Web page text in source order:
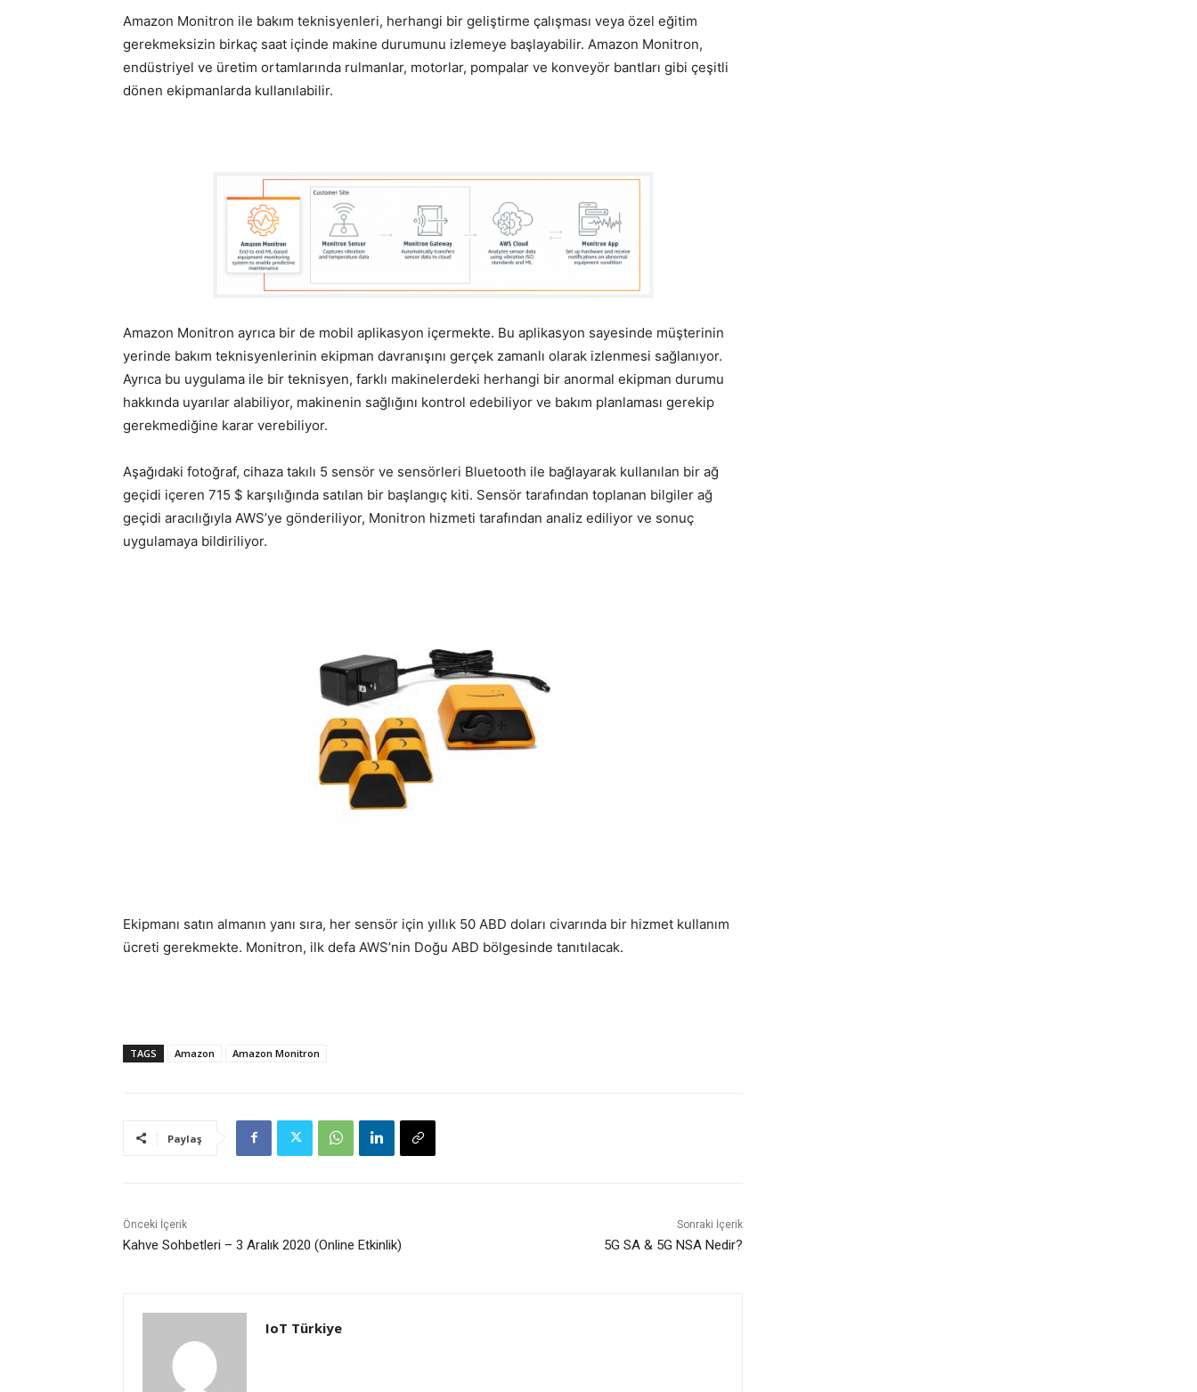
Amazon Monitron ile bakım teknisyenleri, herhangi bir geliştirme çalışması veya özel eğitim
gerekmeksizin birkaç saat içinde makine durumunu izlemeye başlayabilir. Amazon Monitron,
endüstriyel ve üretim ortamlarında rulmanlar, motorlar, pompalar ve konveyör bantları gibi çeşitli
dönen ekipmanlarda kullanılabilir.
Amazon Monitron ayrıca bir de mobil aplikasyon içermekte. Bu aplikasyon sayesinde müşterinin
yerinde bakım teknisyenlerinin ekipman davranışını gerçek zamanlı olarak izlenmesi sağlanıyor.
Ayrıca bu uygulama ile bir teknisyen, farklı makinelerdeki herhangi bir anormal ekipman durumu
hakkında uyarılar alabiliyor, makinenin sağlığını kontrol edebiliyor ve bakım planlaması gerekip
gerekmediğine karar verebiliyor.
Aşağıdaki fotoğraf, cihaza takılı 5 sensör ve sensörleri Bluetooth ile bağlayarak kullanılan bir ağ
geçidi içeren 715 $ karşılığında satılan bir başlangıç ​​kiti. Sensör tarafından toplanan bilgiler ağ
geçidi aracılığıyla AWS’ye gönderiliyor, Monitron hizmeti tarafından analiz ediliyor ve sonuç
uygulamaya bildiriliyor.
Ekipmanı satın almanın yanı sıra, her sensör için yıllık 50 ABD doları civarında bir hizmet kullanım
ücreti gerekmekte. Monitron, ilk defa AWS’nin Doğu ABD bölgesinde tanıtılacak.
TAGS Amazon Amazon Monitron
Paylaş
Önceki İçerik
Kahve Sohbetleri – 3 Aralık 2020 (Online Etkinlik)
Sonraki İçerik
5G SA & 5G NSA Nedir?
IoT Türkiye